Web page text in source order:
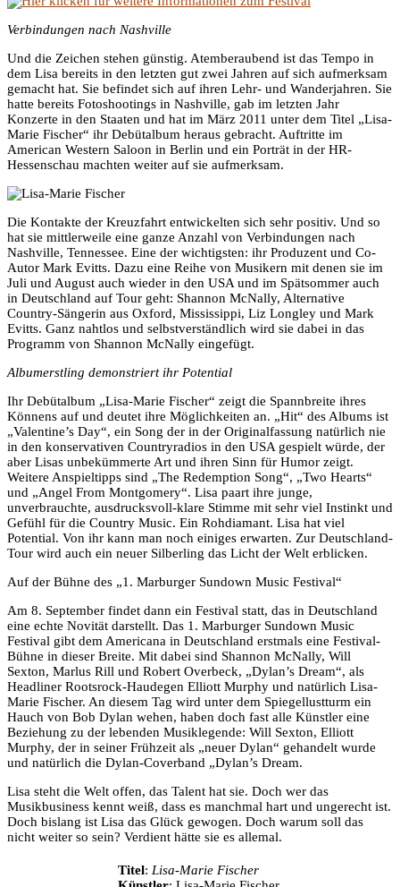
Verbindungen nach Nashville
Und die Zeichen stehen günstig. Atemberaubend ist das Tempo in
dem Lisa bereits in den letzten gut zwei Jahren auf sich aufmerksam
gemacht hat. Sie befindet sich auf ihren Lehr- und Wanderjahren. Sie
hatte bereits Fotoshootings in Nashville, gab im letzten Jahr
Konzerte in den Staaten und hat im März 2011 unter dem Titel „Lisa-
Marie Fischer“ ihr Debütalbum heraus gebracht. Auftritte im
American Western Saloon in Berlin und ein Porträt in der HR-
Hessenschau machten weiter auf sie aufmerksam.
Die Kontakte der Kreuzfahrt entwickelten sich sehr positiv. Und so
hat sie mittlerweile eine ganze Anzahl von Verbindungen nach
Nashville, Tennessee. Eine der wichtigsten: ihr Produzent und Co-
Autor Mark Evitts. Dazu eine Reihe von Musikern mit denen sie im
Juli und August auch wieder in den USA und im Spätsommer auch
in Deutschland auf Tour geht: Shannon McNally, Alternative
Country-Sängerin aus Oxford, Mississippi, Liz Longley und Mark
Evitts. Ganz nahtlos und selbstverständlich wird sie dabei in das
Programm von Shannon McNally eingefügt.
Albumerstling demonstriert ihr Potential
Ihr Debütalbum „Lisa-Marie Fischer“ zeigt die Spannbreite ihres
Könnens auf und deutet ihre Möglichkeiten an. „Hit“ des Albums ist
„Valentine’s Day“, ein Song der in der Originalfassung natürlich nie
in den konservativen Countryradios in den USA gespielt würde, der
aber Lisas unbekümmerte Art und ihren Sinn für Humor zeigt.
Weitere Anspieltipps sind „The Redemption Song“, „Two Hearts“
und „Angel From Montgomery“. Lisa paart ihre junge,
unverbrauchte, ausdrucksvoll-klare Stimme mit sehr viel Instinkt und
Gefühl für die Country Music. Ein Rohdiamant. Lisa hat viel
Potential. Von ihr kann man noch einiges erwarten. Zur Deutschland-
Tour wird auch ein neuer Silberling das Licht der Welt erblicken.
Auf der Bühne des „1. Marburger Sundown Music Festival“
Am 8. September findet dann ein Festival statt, das in Deutschland
eine echte Novität darstellt. Das 1. Marburger Sundown Music
Festival gibt dem Americana in Deutschland erstmals eine Festival-
Bühne in dieser Breite. Mit dabei sind Shannon McNally, Will
Sexton, Marlus Rill und Robert Overbeck, „Dylan’s Dream“, als
Headliner Rootsrock-Haudegen Elliott Murphy und natürlich Lisa-
Marie Fischer. An diesem Tag wird unter dem Spiegellustturm ein
Hauch von Bob Dylan wehen, haben doch fast alle Künstler eine
Beziehung zu der lebenden Musiklegende: Will Sexton, Elliott
Murphy, der in seiner Frühzeit als „neuer Dylan“ gehandelt wurde
und natürlich die Dylan-Coverband „Dylan’s Dream.
Lisa steht die Welt offen, das Talent hat sie. Doch wer das
Musikbusiness kennt weiß, dass es manchmal hart und ungerecht ist.
Doch bislang ist Lisa das Glück gewogen. Doch warum soll das
nicht weiter so sein? Verdient hätte sie es allemal.
Titel: Lisa-Marie Fischer